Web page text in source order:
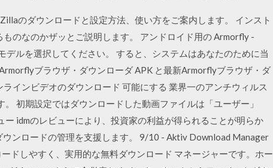
のダウンロードと設定方法、使い方をご案内します。 インスト
のなのかザッとご説明します。 アンドロイド用の Armorfly -
ルを選択してください。 すると、システムはあなたのために当
ブラウザ・ダウンローダ APK と最新Armorflyブラウザ・ダ
インビデオのダウンロード 可能にする 業界一のアンチウィルス
初期設定ではダウンロードした動画ファイルは「ユーザー」
idmのレビューにより、投資家の利益が得られることが明らか
ンロードの管理を支援します。 9/10 - Aktiv Download Manager
ドしやすく、実用的な無料ダウンロード マネージャーです。ホー